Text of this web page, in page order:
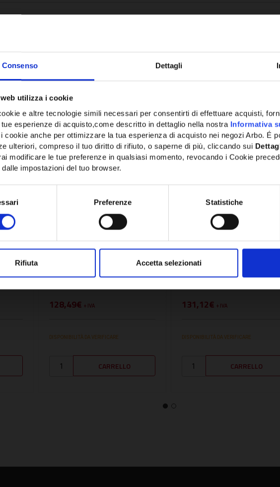
Consenso Dettagli
utilizza i cookie
e altre tecnologie simili necessari per consentirti di effettuare acquisti,
esperienze di acquisto,come descritto in dettaglio nella nostra Informativa
cookie anche per ottimizzare la tua esperienza di acquisto nei negozi Arbo. É
ulteriori, compreso il tuo diritto di rifiuto, o saperne di più, cliccando sui
modificare le tue preferenze in qualsiasi momento, revocando i Cookie
impostazioni del tuo browser.
Preferenze Statistiche
Rifiuta Accetta selezionati
230VAC - IDP11D0700000
128,49€+ IVA
DISPONIBILITÀ DA VERIFICARE
TERMOSTATO ELIWELL
IDPLUS 961 NTC 2HP 230
VAC - IDP17D0700000
131,12€ + IVA
DISPONIBILITÀ DA VERIFICARE